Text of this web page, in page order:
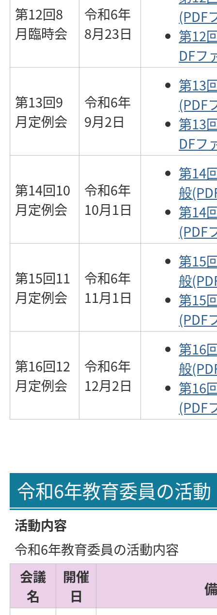
第12回8
月臨時会
令和6年
8月23日
(PDF
第12
DFフ
第13回9
月定例会
令和6年
9月2日
第13
(PDF
第13
DFフ
第14回10
月定例会
令和6年
10月1日
第14
般
第14
(PDF
第15回11
月定例会
令和6年
11月1日
第15
般
第15
(PDF
第16回12
月定例会
令和6年
12月2日
第16
般
第16
(PDF
令和6年教育委員の活動
活動内容
令和6年教育委員の活動内容
会議
名
開催
日